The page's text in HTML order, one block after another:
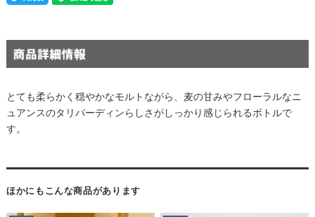
とても柔らかく穏やかなモルトながら、麦の甘みやフローラルなニ
ュアンスのタリバーディンらしさがしっかり感じられるボトルで
す。
ほかにもこんな商品があります